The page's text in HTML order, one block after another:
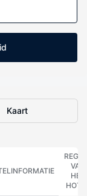
Kaart
VAN
HET